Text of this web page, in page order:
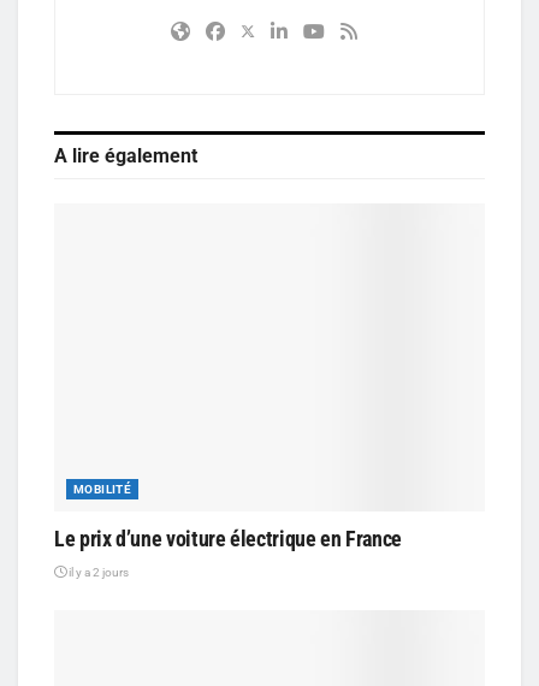
A lire également
MOBILITÉ
Le prix d’une voiture électrique en France
il y a 2 jours